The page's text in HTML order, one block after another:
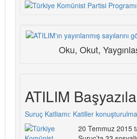
Oku, Okut,
ATILIM
Suruç Katliamı: Katiller
20 Temmuz 2015